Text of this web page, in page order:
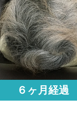
６ヶ月経過